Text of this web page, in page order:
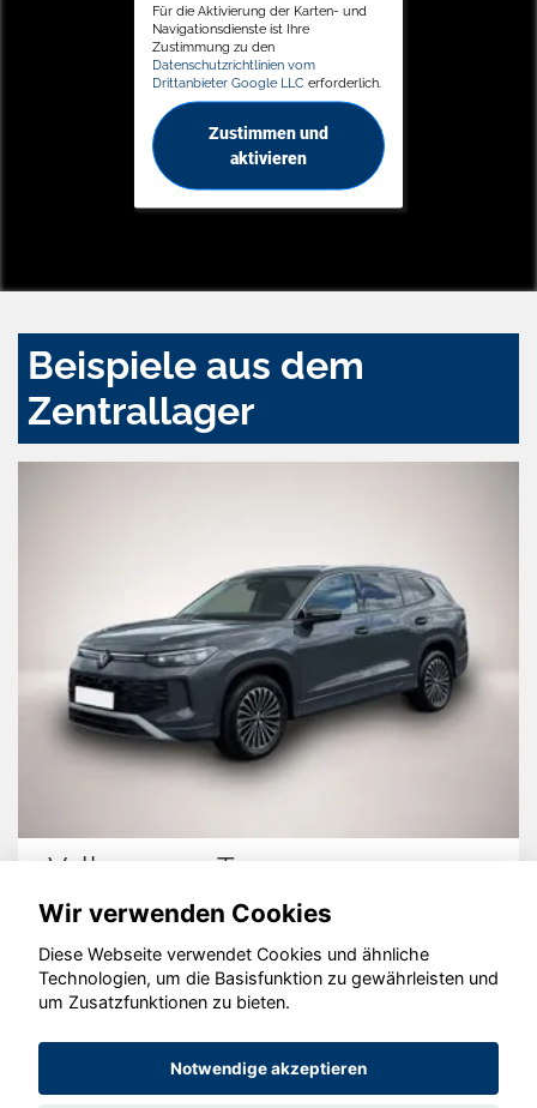
Für die Aktivierung der Karten- und
Navigationsdienste ist Ihre
Zustimmung zu den
Datenschutzrichtlinien vom
Drittanbieter Google LLC erforderlich.
Zustimmen und
aktivieren
Beispiele aus dem
Zentrallager
Volkswagen Tayron
© konjunkturmotor.de GmbH 2020 - 2026
Wir verwenden Cookies
Diese Webseite verwendet Cookies und ähnliche
Technologien, um die Basisfunktion zu gewährleisten und
um Zusatzfunktionen zu bieten.
Notwendige akzeptieren